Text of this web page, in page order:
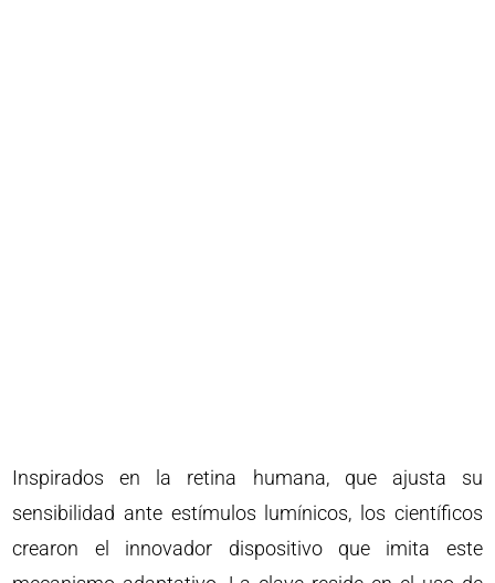
Inspirados en la retina humana, que ajusta su
sensibilidad ante estímulos lumínicos, los científicos
crearon el innovador dispositivo que imita este